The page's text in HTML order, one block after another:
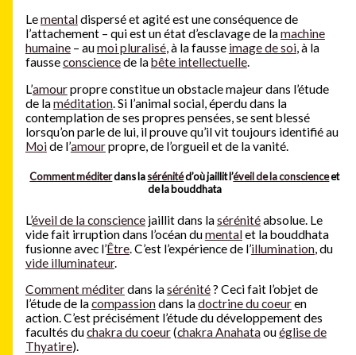
Lementaldispersé et agité est une conséquence de
l’attachement – qui est un état d’esclavage de lamachine
humaine– aumoi pluralisé, à la fausse image de soi, à la
fausseconsciencede labête intellectuelle.
L’amourpropre constitue un obstacle majeur dans l’étude
de laméditation. Si l’animal social, éperdu dans la
contemplation de ses propres pensées, se sent blessé
lorsqu’on parle de lui, il prouve qu’il vit toujours identifié au
Moide l’amourpropre, de l’orgueil et de la vanité.
Comment méditerdans lasérénitéd’où jaillit l’éveil de la conscienceet
de la bouddhata
L’éveil de la consciencejaillit dans lasérénitéabsolue. Le
vide fait irruption dans l’océan dumentalet la bouddhata
fusionne avec l’Être. C’est l’expérience de l’illumination, du
vide illuminateur.
Comment méditerdans lasérénité? Ceci fait l’objet de
l’étude de lacompassiondans ladoctrine du coeuren
action. C’est précisément l’étude du développement des
facultés duchakra du coeur(chakra Anahataouéglise de
Thyatire).